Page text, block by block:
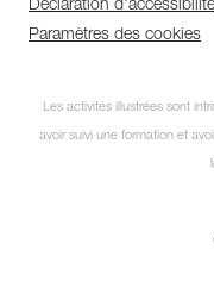
Déclaration d'accessibilité
Paramètres des cookies
Les activités illustrées sont
avoir suivi une formation et